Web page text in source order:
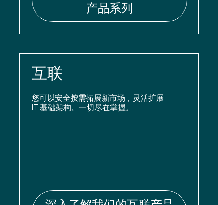
产品系列
互联
您可以安全按需拓展新市场，灵活扩展
IT 基础架构。一切尽在掌握。